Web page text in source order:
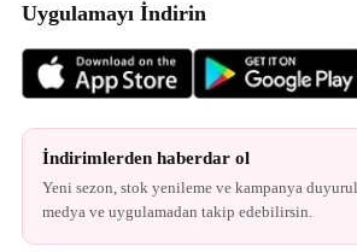
Uygulamayı İndirin
İndirimlerden haberdar ol
Yeni sezon, stok yenileme ve kampanya
medya ve uygulamadan takip edebilirsin.